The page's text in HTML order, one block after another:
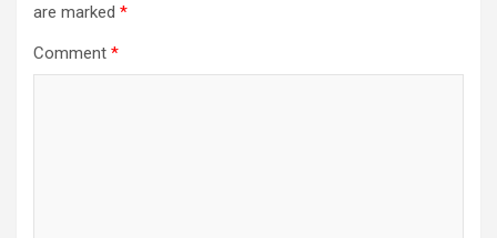
are marked *
Comment *